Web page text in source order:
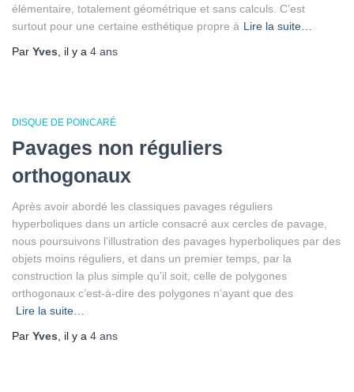
élémentaire, totalement géométrique et sans calculs. C’est
surtout pour une certaine esthétique propre à Lire la suite…
Par Yves , il y a 4 ans
DISQUE DE POINCARÉ
Pavages non réguliers
orthogonaux
Après avoir abordé les classiques pavages réguliers
hyperboliques dans un article consacré aux cercles de pavage,
nous poursuivons l’illustration des pavages hyperboliques par des
objets moins réguliers, et dans un premier temps, par la
construction la plus simple qu’il soit, celle de polygones
orthogonaux c’est-à-dire des polygones n’ayant que des
Lire la suite…
Par Yves , il y a 4 ans